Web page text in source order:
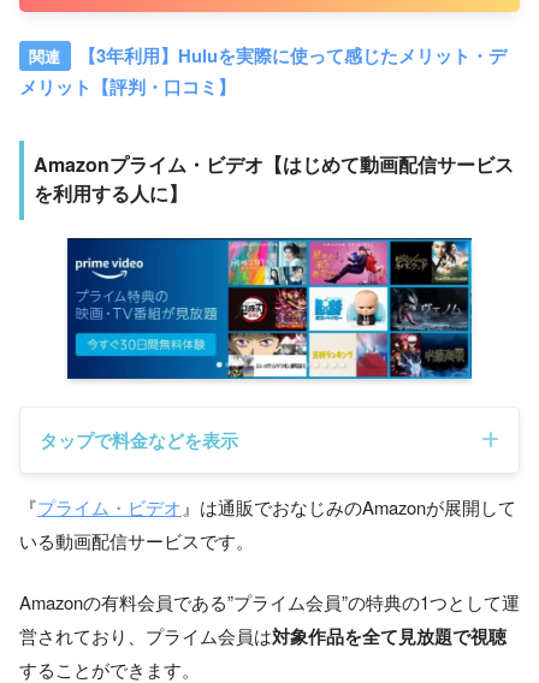
【3年利用】Huluを実際に使って感じたメリット・デ
メリット【評判・口コミ】
Amazonプライム・ビデオ【はじめて動画配信サービス
を利用する人に】
タップで料金などを表示
一般料金
学生料金
（税込み）
250円（月払い）
2,500円（年払い）
『プライム・ビデオ』は通販でおなじみのAmazonが展開して
いる動画配信サービスです。
Amazonの有料会員である”プライム会員”の特典の1つとして運
営されており、プライム会員は対象作品を全て見放題で視聴
することができます。